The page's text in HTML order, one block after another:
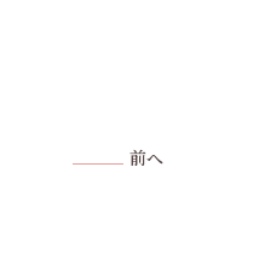
前へ